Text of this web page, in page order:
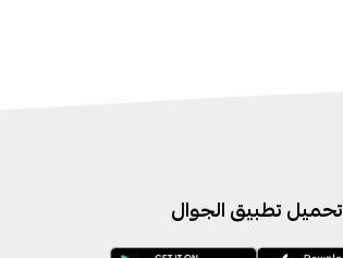
تحميل تطبيق الجوال